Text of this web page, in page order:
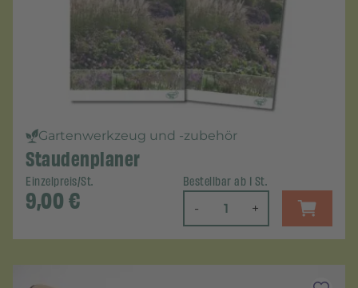
Gartenwerkzeug und -zubehör
Staudenplaner
Einzelpreis/St.
9,00€
Bestellbar ab 1 St.
- +